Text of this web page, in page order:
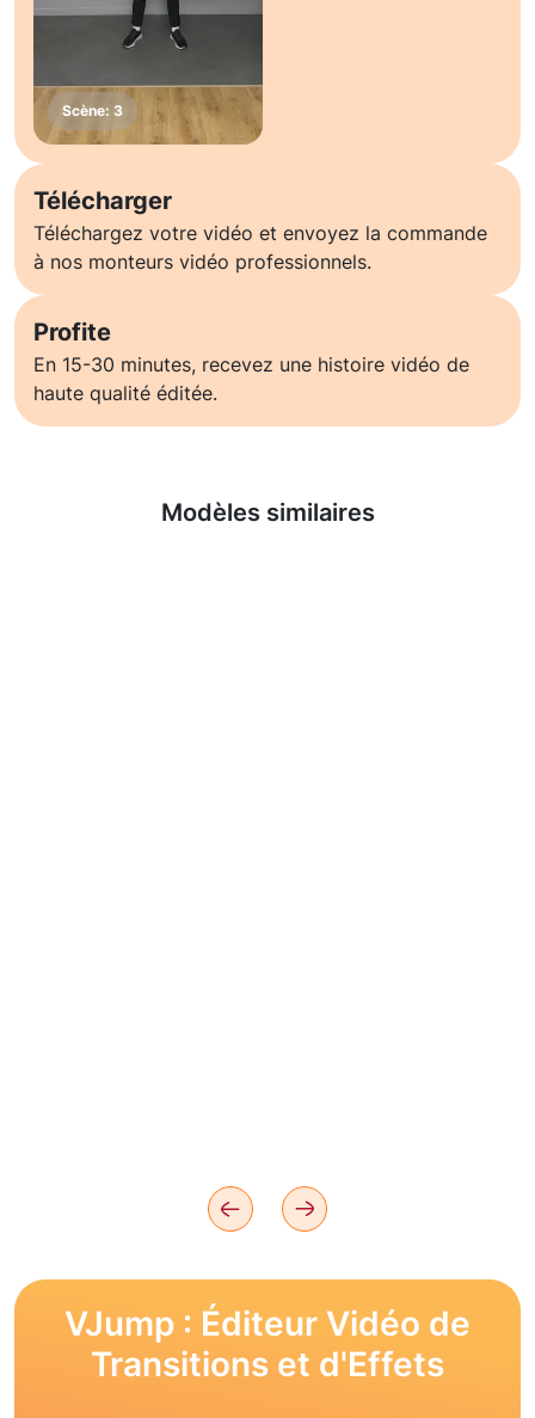
Télécharger
Téléchargez votre vidéo et envoyez la commande
à nos monteurs vidéo professionnels.
Profite
En 15-30 minutes, recevez une histoire vidéo de
haute qualité éditée.
Modèles similaires
En savoir plus
VJump : Éditeur Vidéo de
Transitions et d'Effets